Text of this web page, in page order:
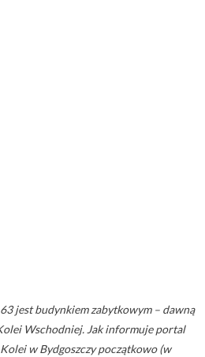
jest budynkiem zabytkowym – dawną
Wschodniej. Jak informuje portal
w Bydgoszczy początkowo (w